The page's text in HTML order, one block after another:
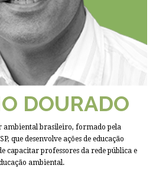
DOURADO
ambiental brasileiro, formado pela
que desenvolve ações de educação
capacitar professores da rede pública e
ambiental.